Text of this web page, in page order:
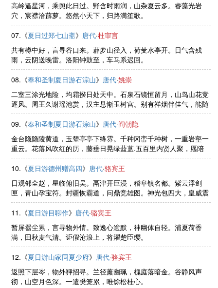
高岭逼星河，乘舆此日过。野含时雨润，山杂夏云多。睿藻光岩
穴，宸襟洽薜萝。悠然小天下，归路满笙歌。
07.《夏日过郑七山斋》 唐代·杜审言
共有樽中好，言寻谷口来。薜萝山径入，荷芰水亭开。日气含残
雨，云阴送晚雷。洛阳钟鼓至，车马系迟回。
08.《奉和圣制夏日游石淙山》 唐代·姚崇
二室三涂光地险，均霜揆日处天中。石泉石镜恒留月，山鸟山花竞
逐风。周王久谢瑶池赏，汉主悬惭玉树宫。别有祥烟伴佳气，能随
轻辇共葱葱。
09.《奉和圣制夏日游石淙山》 唐代·阎朝隐
金台隐隐陵黄道，玉辇亭亭下绛雰。千种冈峦千种树，一重岩壑一
重云。花落风吹红的历，藤垂日晃绿葐蒀.五百里内贤人聚，愿陪
阊阖侍天文。。
10.《夏日游德州赠高四》 唐代·骆宾王
日观邻全赵，星临俯旧吴。鬲津开巨浸，稽阜镇名都。紫云浮剑
匣，青山孕宝符。封疆恢霸道，问鼎竞雄图。神光包四大，皇威震
八区。风烟通地轴，星象正天枢。天枢限南北，地轴殊乡国。辟门
通舜宾，比屋封尧德。言谢垂钩 ......
11.《夏日游目聊作》 唐代·骆宾王
暂屏嚣尘累，言寻物外情。致逸心逾默，神幽体自轻。浦夏荷香
满，田秋麦气清。讵假沧浪上，将濯楚臣缨。
12.《夏日游山家同夏少府》 唐代·骆宾王
返照下层岑，物外狎招寻。兰径薰幽珮，槐庭落暗金。谷静风声
彻，山空月色深。一遣樊笼累，唯馀松桂心。